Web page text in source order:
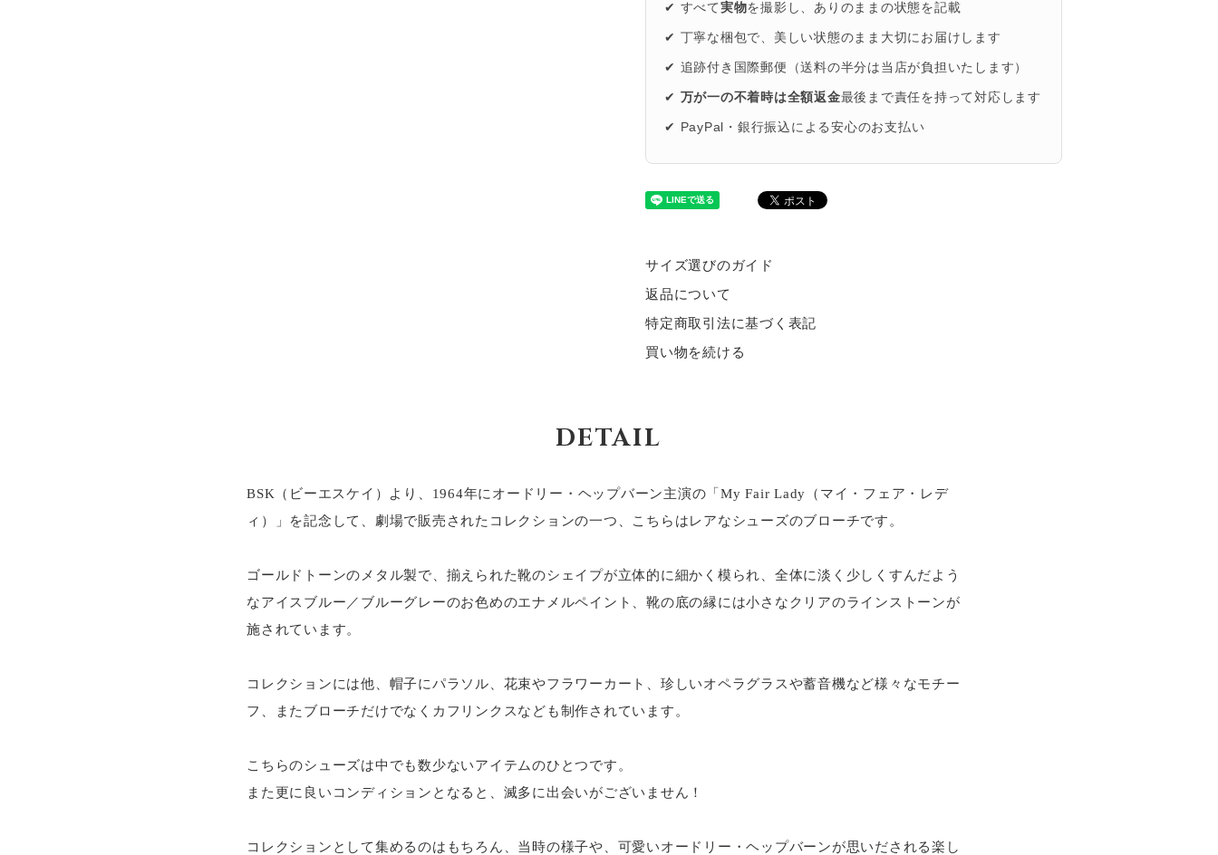
✔ すべて 実物を撮影し、ありのままの状態を記載
✔ 丁寧な梱包で、美しい状態のまま大切にお届けします
✔ 追跡付き国際郵便（送料の半分は当店が負担いたします）
✔ 万が一の不着時は全額返金最後まで責任を持って対応します
✔ PayPal・銀行振込による安心のお支払い
サイズ選びのガイド
返品について
特定商取引法に基づく表記
買い物を続ける
DETAIL
BSK（ビーエスケイ）より、1964年にオードリー・ヘップバーン主演の「My Fair Lady（マイ・フェア・レデ
ィ）」を記念して、劇場で販売されたコレクションの一つ、こちらはレアなシューズのブローチです。
ゴールドトーンのメタル製で、揃えられた靴のシェイプが立体的に細かく模られ、全体に淡く少しくすんだよう
なアイスブルー／ブルーグレーのお色めのエナメルペイント、靴の底の縁には小さなクリアのラインストーンが
施されています。
コレクションには他、帽子にパラソル、花束やフラワーカート、珍しいオペラグラスや蓄音機など様々なモチー
フ、またブローチだけでなくカフリンクスなども制作されています。
こちらのシューズは中でも数少ないアイテムのひとつです。
また更に良いコンディションとなると、滅多に出会いがございません！
コレクションとして集めるのはもちろん、当時の様子や、可愛いオードリー・ヘップバーンが思いだされる楽し